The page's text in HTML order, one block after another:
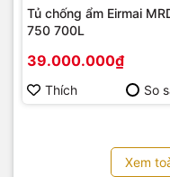
Tủ chống ẩm Eirmai
750 700L
39.000.000₫
Thích So
Xem